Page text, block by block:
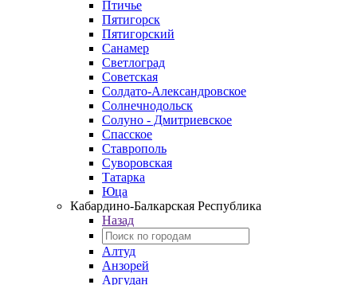
Птичье
Пятигорск
Пятигорский
Санамер
Светлоград
Советская
Солдато-Александровское
Солнечнодольск
Солуно - Дмитриевское
Спасское
Ставрополь
Суворовская
Татарка
Юца
Кабардино‑Балкарская Республика
Назад
Алтуд
Анзорей
Аргудан